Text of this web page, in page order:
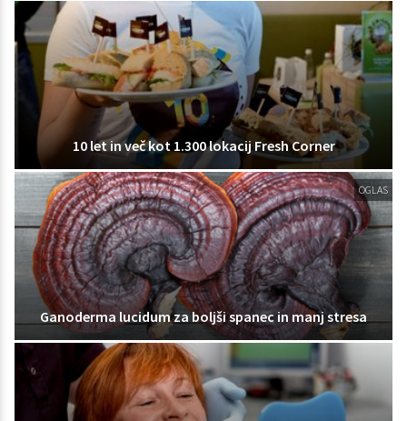
10 let in več kot 1.300 lokacij Fresh Corner
OGLAS
Ganoderma lucidum za boljši spanec in manj stresa